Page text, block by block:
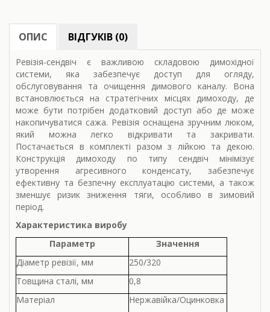
ОПИС ВІДГУКІВ (0)
Ревізія-сендвіч є важливою складовою димохідної
системи, яка забезпечує доступ для огляду,
обслуговування та очищення димового каналу. Вона
встановлюється на стратегічних місцях димоходу, де
може бути потрібен додатковий доступ або де може
накопичуватися сажа. Ревізія оснащена зручним люком,
який можна легко відкривати та закривати.
Постачається в комплекті разом з лійкою та декою.
Конструкція димоходу по типу сендвіч мінімізує
утворення агресивного конденсату, забезпечує
ефективну та безпечну експлуатацію системи, а також
зменшує ризик зниження тяги, особливо в зимовий
період.
Характеристика виробу
Параметр
Значення
Діаметр ревізії, мм
250/320
Товщина сталі, мм
0,8
Матеріал
Нержавійка/Оцинковка